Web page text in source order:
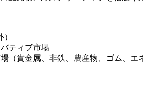
ティブ市場
（貴金属、非鉄、農産物、ゴム、エ